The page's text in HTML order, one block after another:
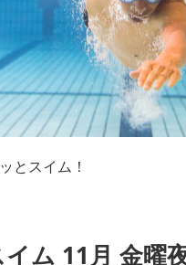
とスイム！
ム 11月 金曜